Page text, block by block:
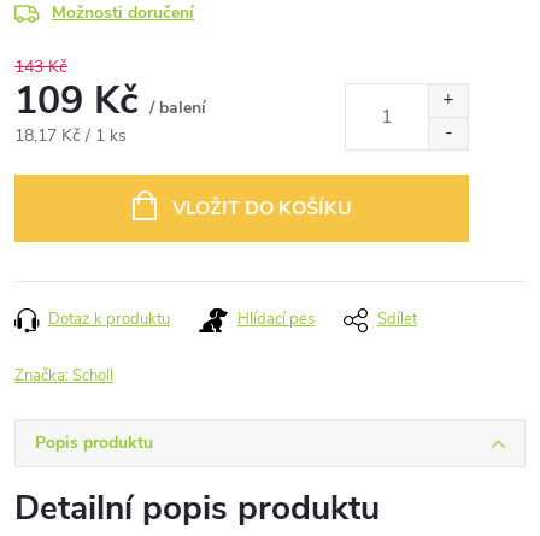
Možnosti doručení
143 Kč
109 Kč / balení
Měrná
18,17 Kč / 1 ks
VLOŽIT DO KOŠÍKU
Dotaz k produktu Hlídací pes Sdílet
Značka:Scholl
Popis produktu
Detailní popis produktu